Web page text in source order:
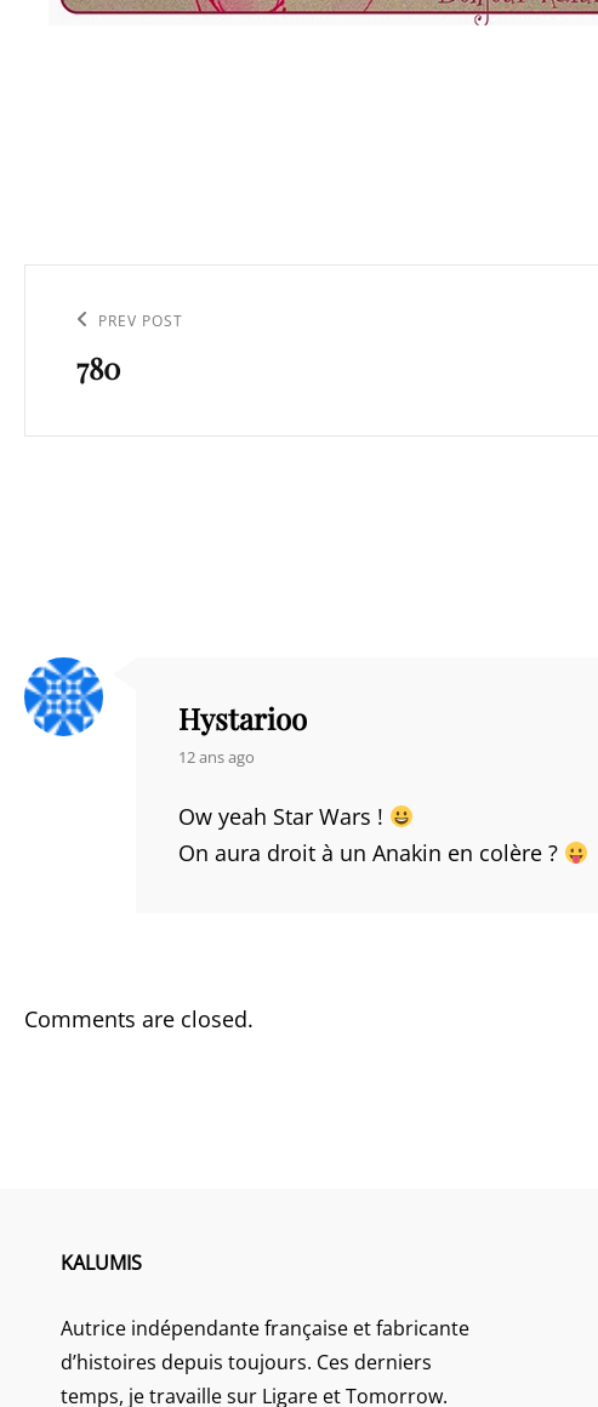
l’article
Previous
Post
PREV POST
780
Hystarioo
says:
12 ans ago
Ow yeah Star Wars !
On aura droit à un Anakin en colère ?
Comments are closed.
KALUMIS
Autrice indépendante française et fabricante
d’histoires depuis toujours. Ces derniers
temps, je travaille sur Ligare et Tomorrow.